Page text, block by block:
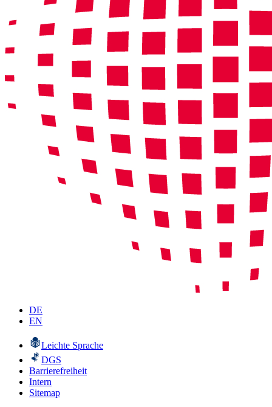
DE
EN
Leichte Sprache
DGS
Barrierefreiheit
Intern
Sitemap